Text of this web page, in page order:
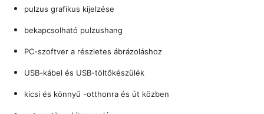
pulzus grafikus kijelzése
bekapcsolható pulzushang
PC-szoftver a részletes ábrázoláshoz
USB-kábel és USB-töltőkészülék
kicsi és könnyű -otthonra és út közben